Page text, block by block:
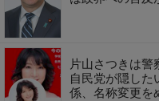
片山さつきは警
自民党が隠した
係、名称変更を